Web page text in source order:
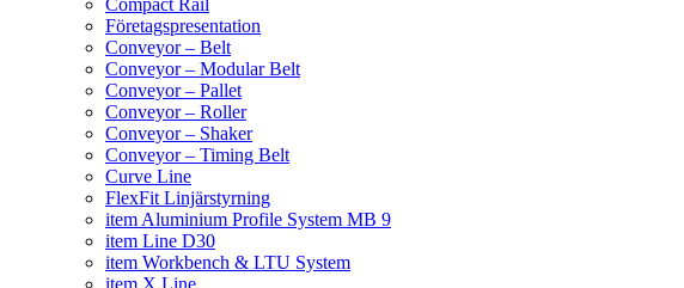
Compact Rail
Företagspresentation
Conveyor – Belt
Conveyor – Modular Belt
Conveyor – Pallet
Conveyor – Roller
Conveyor – Shaker
Conveyor – Timing Belt
Curve Line
FlexFit Linjärstyrning
item Aluminium Profile System MB 9
item Line D30
item Workbench & LTU System
item X Line